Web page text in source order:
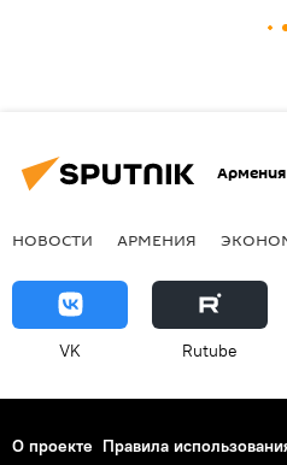
Армения
НОВОСТИ АРМЕНИЯ
VK Rutube
О проекте Правила